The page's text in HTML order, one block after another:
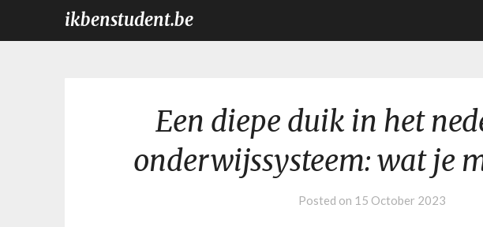
ikbenstudent.be
Een diepe duik in het
onderwijssysteem: wat je
Posted on 15 October 2023